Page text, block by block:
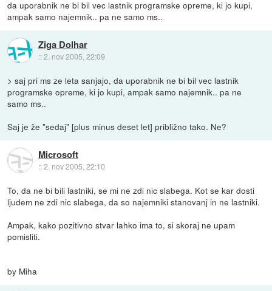
da uporabnik ne bi bil vec lastnik programske opreme, ki jo kupi,
ampak samo najemnik.. pa ne samo ms..
Ziga Dolhar
::2. nov 2005, 22:09
> saj pri ms ze leta sanjajo, da uporabnik ne bi bil vec lastnik
programske opreme, ki jo kupi, ampak samo najemnik.. pa ne
samo ms..
Saj je že "sedaj" [plus minus deset let] približno tako. Ne?
Microsoft
::2. nov 2005, 22:10
To, da ne bi bili lastniki, se mi ne zdi nic slabega. Kot se kar dosti
ljudem ne zdi nic slabega, da so najemniki stanovanj in ne lastniki.
Ampak, kako pozitivno stvar lahko ima to, si skoraj ne upam
pomisliti.
by Miha